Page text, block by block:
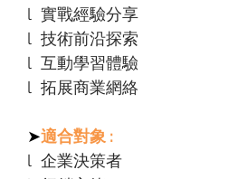
l  實戰經驗分享
l  技術前沿探索
l  互動學習體驗
l  拓展商業網絡
➤適合對象 :
l 企業決策者